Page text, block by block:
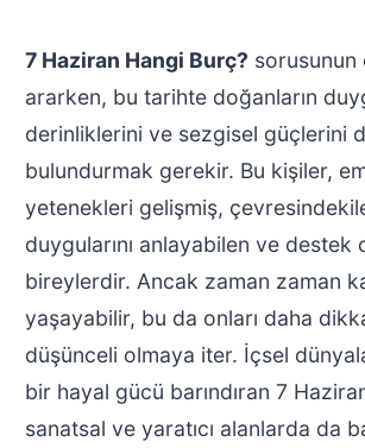
7 Haziran Hangi Burç? sorusunun
ararken, bu tarihte doğanların
derinliklerini ve sezgisel güçlerini
bulundurmak gerekir. Bu kişiler,
yetenekleri gelişmiş,
duygularını anlayabilen ve destek
bireylerdir. Ancak zaman zaman
yaşayabilir, bu da onları daha
düşünceli olmaya iter. İçsel
bir hayal gücü barındıran 7
sanatsal ve yaratıcı alanlarda da